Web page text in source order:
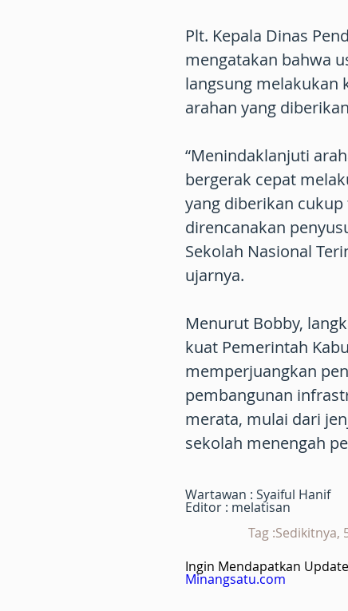
Plt. Kepala Dinas
mengatakan bahwa
langsung melakukan
arahan yang
“Menindaklanjuti
bergerak cepat
yang diberikan cukup
direncanakan
Sekolah Nasional
ujarnya.
Menurut Bobby,
kuat Pemerintah
memperjuangkan
pembangunan
merata, mulai dari
sekolah menengah
Wartawan : Syaiful Hanif
Editor : melatisan
Tag :Sedikitnya,
Ingin Mendapatkan
Minangsatu.com